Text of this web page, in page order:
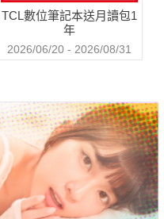
TCL數位筆記本送月讀包1
年
2026/06/20 - 2026/08/31